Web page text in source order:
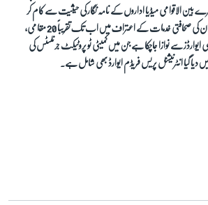
بین الاقوامی میڈیا اداروں کے نامہ نگار کی حیثیت سے کام کر
چکے ہیں۔ انہیں ان کی صحافتی خدمات کے اعتراف میں اب تک تقریباً 20 مقامی،
ایوارڈز سے نوازا جاچکا ہے جن میں کمیٹی ٹو پروٹیکٹ جرنلسٹس کی